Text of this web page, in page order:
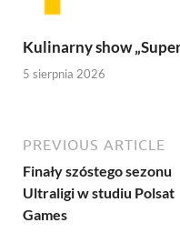
Kulinarny show
5 sierpnia 2026
PREVIOUS ARTICLE
Finały szóstego sezonu
Ultraligi w studiu Polsat
Games